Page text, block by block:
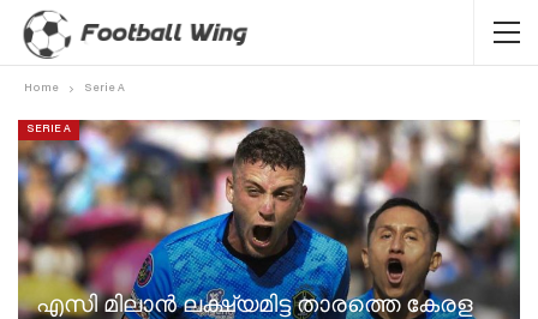
Home Serie A
SERIE A
എസി മിലാൻ ലക്ഷ്യമിട്ട താരത്തെ കേരള